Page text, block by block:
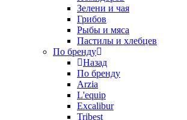
Зелени и чая
Грибов
Рыбы и мяса
Пастилы и хлебцев
По бренду
Назад
По бренду
Arzia
L'equip
Excalibur
Tribest